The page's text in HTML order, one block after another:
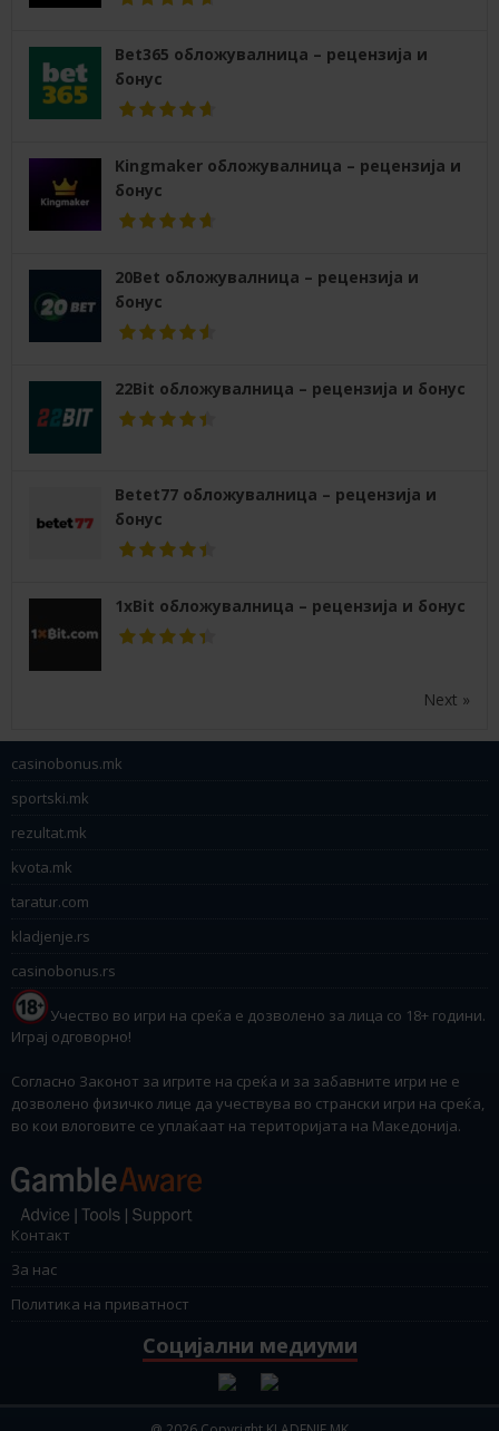
Bet365 обложувалница – рецензија и
бонус
Kingmaker обложувалница – рецензија и
бонус
20Bet обложувалница – рецензија и
бонус
22Bit обложувалница – рецензија и бонус
Betet77 обложувалница – рецензија и
бонус
1xBit обложувалница – рецензија и бонус
Next »
casinobonus.mk
sportski.mk
rezultat.mk
kvota.mk
taratur.com
kladjenje.rs
casinobonus.rs
Учество во игри на среќа е дозволено за лица со 18+ години.
Играј одговорно!
Согласно Законот за игрите на среќа и за забавните игри не е
дозволено физичко лице да учествува во странски игри на среќа,
во кои влоговите се уплаќаат на територијата на Македонија.
Контакт
За нас
Политика на приватност
Социјални медиуми